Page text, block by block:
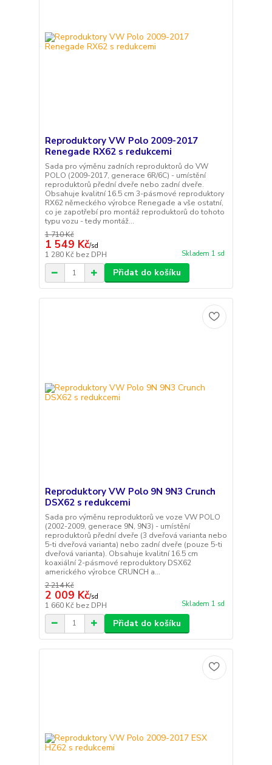
Reproduktory VW Polo 2009-2017
Renegade RX62 s redukcemi
Sada pro výměnu zadních reproduktorů do VW
POLO (2009-2017, generace 6R/6C) - umístění
reproduktorů přední dveře nebo zadní dveře.
Obsahuje kvalitní 16.5 cm 3-pásmové reproduktory
RX62 německého výrobce Renegade a vše ostatní,
co je zapotřebí pro montáž reproduktorů do tohoto
typu vozu - tedy montáž...
1 710 Kč
1 549 Kč/sd
1 280 Kč bez DPH Skladem 1 sd
Přidat do košíku
Reproduktory VW Polo 9N 9N3 Crunch
DSX62 s redukcemi
Sada pro výměnu reproduktorů ve voze VW POLO
(2002-2009, generace 9N, 9N3) - umístění
reproduktorů přední dveře (3 dveřová varianta nebo
5-ti dveřová varianta) nebo zadní dveře (pouze 5-ti
dveřová varianta). Obsahuje kvalitní 16.5 cm
koaxiální 2-pásmové reproduktory DSX62
amerického výrobce CRUNCH a...
2 214 Kč
2 009 Kč/sd
1 660 Kč bez DPH Skladem 1 sd
Přidat do košíku